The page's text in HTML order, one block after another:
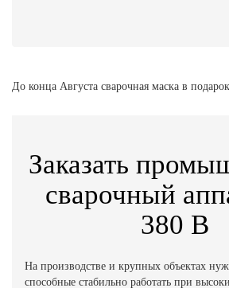
До конца Августа сварочная маска в подарок
Заказать
сварочный
380 В
На производстве и крупных объектах
способные стабильно работать при